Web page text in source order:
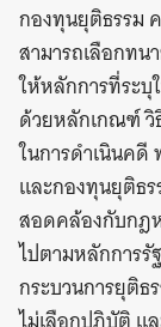
กองทุนยุติธรรม
สามารถเลือกทน
ให้หลักการที่ระบุ
ด้วยหลักเกณฑ์ วิ
ในการดำเนินคดี
และกองทุนยุติธ
สอดคล้องกับกฎ
ไปตามหลักการ
กระบวนการยุติธ